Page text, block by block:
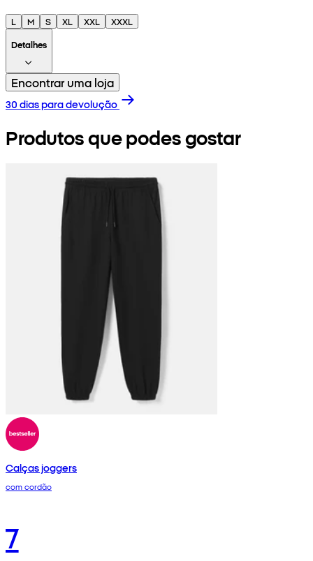
L M S XL XXL
XXXL
Detalhes
Encontrar uma loja
30 dias para devolução
Produtos que podes gostar
Calças joggers
com cordão
7